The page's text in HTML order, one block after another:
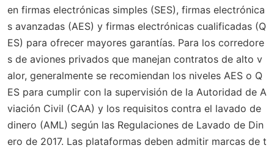
en firmas electrónicas simples (SES), firmas electrónica
s avanzadas (AES) y firmas electrónicas cualificadas (Q
ES) para ofrecer mayores garantías. Para los corredore
s de aviones privados que manejan contratos de alto v
alor, generalmente se recomiendan los niveles AES o Q
ES para cumplir con la supervisión de la Autoridad de A
viación Civil (CAA) y los requisitos contra el lavado de
dinero (AML) según las Regulaciones de Lavado de Din
ero de 2017. Las plataformas deben admitir marcas de t